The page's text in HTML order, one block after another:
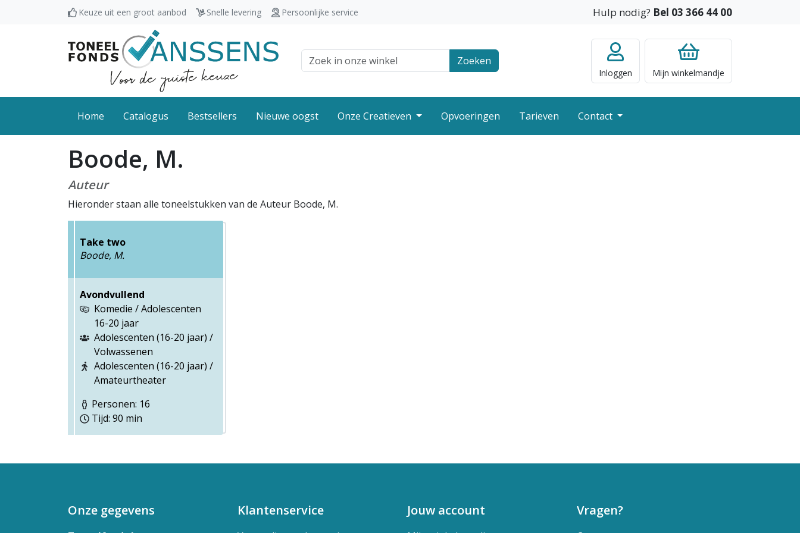
Keuze uit een groot aanbod Snelle levering Persoonlijke service Hulp nodig? Bel 03 366 44 00
Zoek veld Zoeken
Inloggen Mijn winkelmandje
Home Catalogus Bestsellers Nieuwe oogst Onze Creatieven Opvoeringen Tarieven Contact
Boode, M.
Auteur
Hieronder staan alle toneelstukken van de Auteur Boode, M.
Take two
Boode, M.
Avondvullend
Komedie / Adolescenten
16-20 jaar
Adolescenten (16-20 jaar) /
Volwassenen
Adolescenten (16-20 jaar) /
Amateurtheater
Personen: 16
Tijd: 90 min
Onze gegevens Klantenservice Jouw account Vragen?